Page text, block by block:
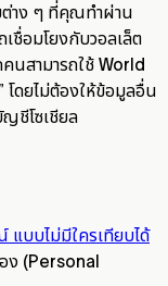
ต่าง ๆ ที่คุณทำผ่าน
ชื่อมโยงกับวอลเล็ต
นสามารถใช้ World
ดยไม่ต้องให้ข้อมูลอื่น
ชีโซเชียล
บบไม่มีใครเทียบได้
ง (Personal